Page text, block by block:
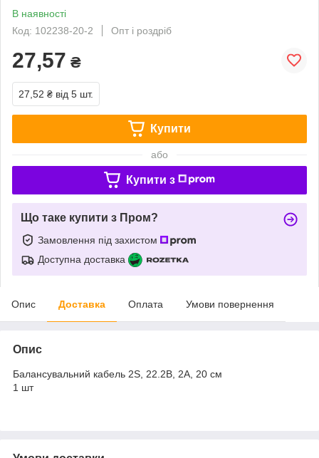
В наявності
Код: 102238-20-2
Опт і роздріб
27,57 ₴
27,52 ₴ від 5 шт.
Купити
або
Купити з
Що таке купити з Пром?
Замовлення під захистом
Доступна доставка
Опис Доставка Оплата Умови повернення
Опис
Балансувальний кабель 2S, 22.2В, 2А, 20 см
1 шт